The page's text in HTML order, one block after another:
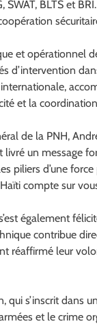
SWAT, BLTS et
et opérationnel
d’intervention
et la
de la PNH,
un message
piliers d’une
compte sur
également
contribue
réaffirmé leur
qui s’inscrit dans
et le crime